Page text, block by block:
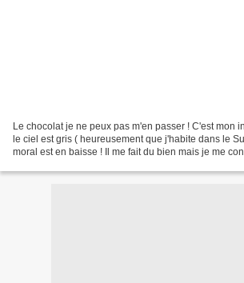
Le chocolat je ne peux pas m'en passer ! C'est mon
le ciel est gris ( heureusement que j'habite dans le
moral est en baisse ! Il me fait du bien mais je me